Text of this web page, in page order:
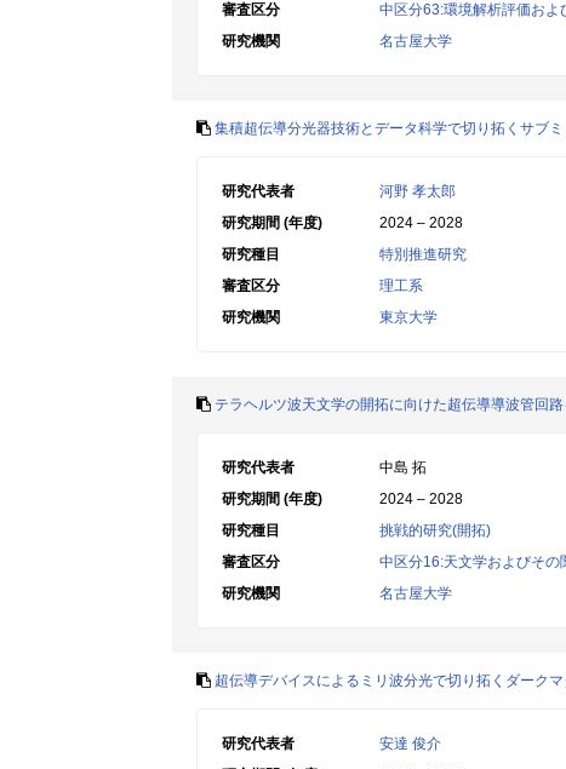
審査区分
中区分63:環境解析評価およ
研究機関
名古屋大学
集積超伝導分光器技術とデータ科学で切り拓くサブ
研究代表者
河野 孝太郎
研究期間 (年度)
2024 – 2028
研究種目
特別推進研究
審査区分
理工系
研究機関
東京大学
テラヘルツ波天文学の開拓に向けた超伝導導波管回
研究代表者
中島 拓
研究期間 (年度)
2024 – 2028
研究種目
挑戦的研究(開拓)
審査区分
中区分16:天文学およびその
研究機関
名古屋大学
超伝導デバイスによるミリ波分光で切り拓くダーク
研究代表者
安達 俊介